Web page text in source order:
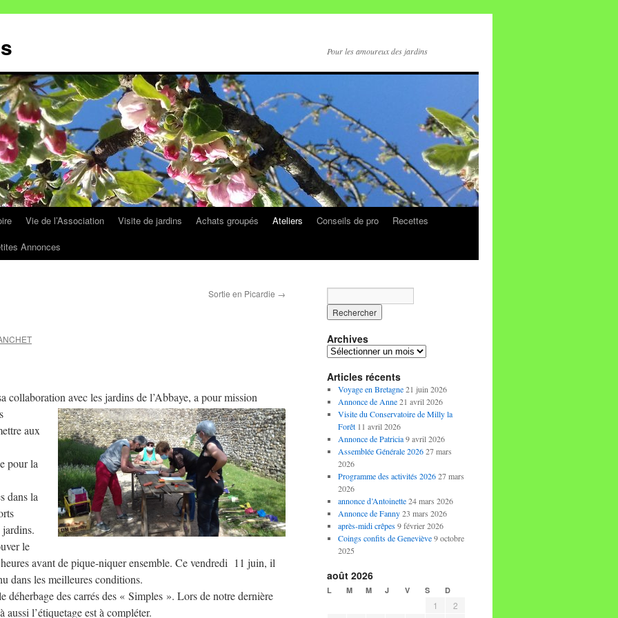
Pour les amoureux des jardins
Vie de l’Association Visite de jardins Achats groupés Ateliers Conseils de pro
Recettes
Annonces
Sortie en Picardie →
collaboration avec les jardins de l’Abbaye, a pourmission
aux
pour la
dans la
le
avant de pique-niquer ensemble. Ce vendredi 11 juin, il
dans les meilleures conditions.
déherbage des carrés des « Simples ». Lors de notre dernière
l’étiquetage est à compléter.
Archives
Archives
Articles récents
Voyage en Bretagne 21 juin 2026
Annonce de Anne 21 avril 2026
Visite du Conservatoire de Milly la
Forêt 11 avril 2026
Annonce de Patricia 9 avril 2026
Assemblée Générale 2026 27 mars
2026
Programme des activités 2026 27 mars
2026
annonce d’Antoinette 24 mars 2026
Annonce de Fanny 23 mars 2026
après-midi crêpes 9 février 2026
Coings confits de Geneviève 9 octobre
2025
août 2026
L M M J V S D
1
2